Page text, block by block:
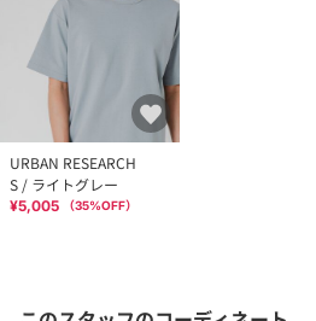
URBAN RESEARCH
S / ライトグレー
¥5,005 （35%OFF）